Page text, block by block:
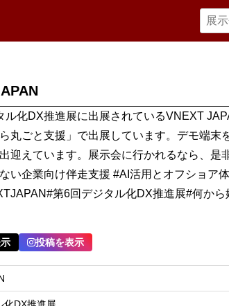
ル化DX推進展に出展されているVNEXT
丸ごと支援」で出展しています。デモ端末
迎えています。展示会に行かれるなら、是
い企業向け伴走支援 #AI活用とオフショア
第6回デジタル化DX推進展#何から
投稿を表示